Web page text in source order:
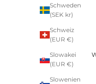
Schweden
(SEK kr)
Schweiz
(EUR €)
Slowakei
(EUR €)
Slowenien